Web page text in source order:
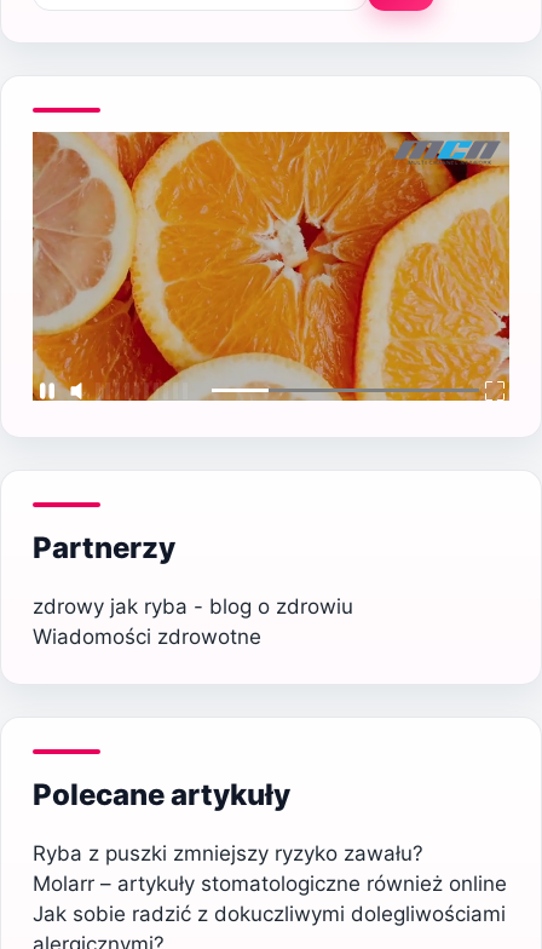
Partnerzy
zdrowy jak ryba - blog o zdrowiu
Wiadomości zdrowotne
Polecane artykuły
Ryba z puszki zmniejszy ryzyko zawału?
Molarr – artykuły stomatologiczne również online
Jak sobie radzić z dokuczliwymi dolegliwościami
alergicznymi?